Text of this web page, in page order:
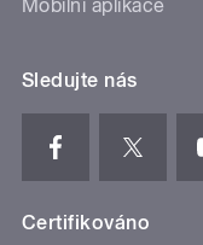
Mobilní aplikace
Sledujte nás
Certifikováno